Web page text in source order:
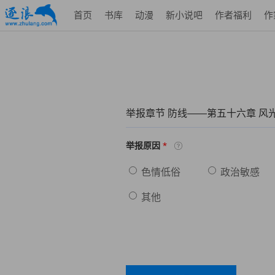
首页 书库 动漫 新小说吧 作者福利 作
举报章节 防线——第五十六章 风
举报原因 *
色情低俗 政治敏感
其他